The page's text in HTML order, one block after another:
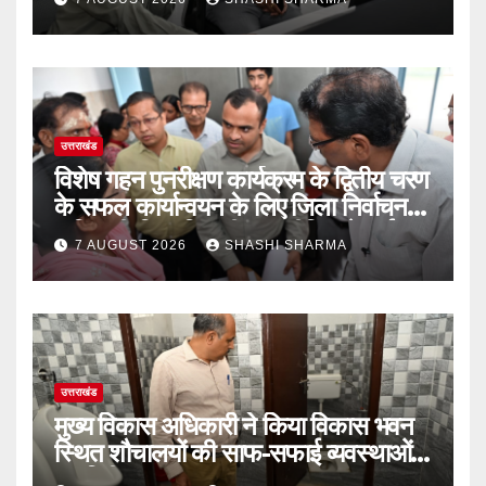
उत्तराखंड
विशेष गहन पुनरीक्षण कार्यक्रम के द्वितीय चरण
के सफल कार्यान्वयन के लिए जिला निर्वाचन
अधिकारी/जिलाधिकारी मयूर दीक्षित ने कई
बूथों का किया निरीक्षण
7 AUGUST 2026 SHASHI SHARMA
उत्तराखंड
मुख्य विकास अधिकारी ने किया विकास भवन
स्थित शौचालयों की साफ-सफाई व्यवस्थाओं